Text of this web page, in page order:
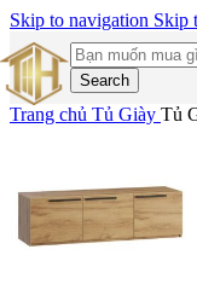
Skip to navigation Skip
Search
Trang chủ Tủ Giày Tủ